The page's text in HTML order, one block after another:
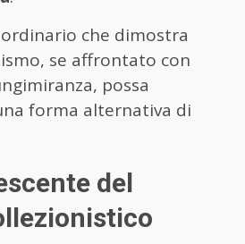
che dimostra
se affrontato con
possa
forma alternativa di
del